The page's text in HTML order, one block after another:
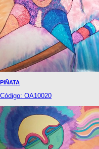
PIÑATA
Código: OA10020